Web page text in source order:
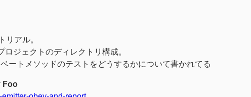
リアル。
ジェクトのディレクトリ構成。
ートメソッドのテストをどうするかについて書かれてる
Foo